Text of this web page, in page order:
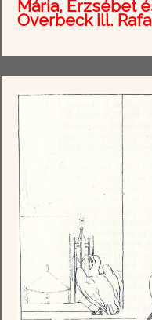
Mária, Erzsébet
Overbeck ill.